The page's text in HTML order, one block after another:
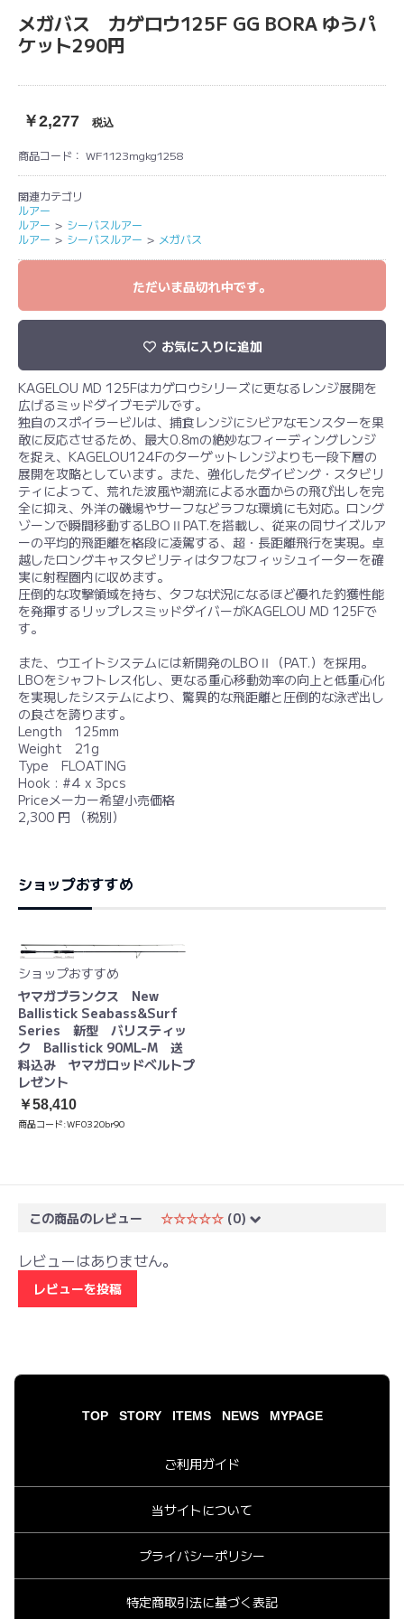
メガバス カゲロウ125F GG BORA ゆうパ
ケット290円
￥2,277 税込
商品コード： WF1123mgkg1258
関連カテゴリ
ルアー
ルアー ＞ シーバスルアー
ルアー ＞ シーバスルアー ＞ メガバス
ただいま品切れ中です。
お気に入りに追加
KAGELOU MD 125Fはカゲロウシリーズに更なるレンジ展開を
広げるミッドダイブモデルです。
独自のスポイラービルは、捕食レンジにシビアなモンスターを果
敢に反応させるため、最大0.8mの絶妙なフィーディングレンジ
を捉え、KAGELOU124Fのターゲットレンジよりも一段下層の
展開を攻略としています。また、強化したダイビング・スタビリ
ティによって、荒れた波風や潮流による水面からの飛び出しを完
全に抑え、外洋の磯場やサーフなどラフな環境にも対応。ロング
ゾーンで瞬間移動するLBOⅡPAT.を搭載し、従来の同サイズルア
ーの平均的飛距離を格段に凌駕する、超・長距離飛行を実現。卓
越したロングキャスタビリティはタフなフィッシュイーターを確
実に射程圏内に収めます。
圧倒的な攻撃領域を持ち、タフな状況になるほど優れた釣獲性能
を発揮するリップレスミッドダイバーがKAGELOU MD 125Fで
す。
また、ウエイトシステムには新開発のLBOⅡ（PAT.）を採用。
LBOをシャフトレス化し、更なる重心移動効率の向上と低重心化
を実現したシステムにより、驚異的な飛距離と圧倒的な泳ぎ出し
の良さを誇ります。
Length 125mm
Weight 21g
Type FLOATING
Hook : #4 x 3pcs
Priceメーカー希望小売価格
2,300 円 （税別）
ショップおすすめ
ショップおすすめ
ヤマガブランクス New
Ballistick Seabass&Surf
Series 新型 バリスティッ
ク Ballistick 90ML-M 送
料込み ヤマガロッドベルトプ
レゼント
￥58,410
商品コード:WF0320br90
この商品のレビュー ☆☆☆☆☆ (0)
レビューはありません。
レビューを投稿
TOP STORY ITEMS NEWS MYPAGE
ご利用ガイド
当サイトについて
プライバシーポリシー
特定商取引法に基づく表記